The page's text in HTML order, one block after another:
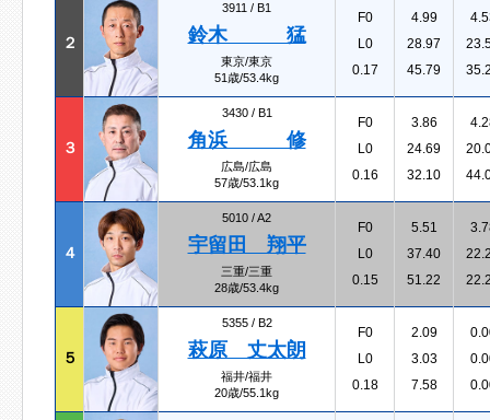
２
3911 / B1
鈴木 猛
東京/東京
51歳/53.4kg
F0
L0
0.17
4.99
28.97
45.79
３
3430 / B1
角浜 修
広島/広島
57歳/53.1kg
F0
L0
0.16
3.86
24.69
32.10
４
5010 /A2
宇留田 翔平
三重/三重
28歳/53.4kg
F0
L0
0.15
5.51
37.40
51.22
５
5355 / B2
萩原 丈太朗
福井/福井
20歳/55.1kg
F0
L0
0.18
2.09
3.03
7.58